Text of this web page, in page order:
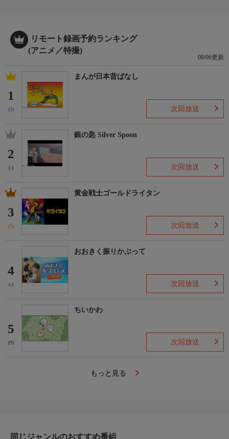
リモート録画予約ランキング
(アニメ／特撮)
08/06更新
1
(2)
まんが日本昔ばなし
次回放送
2
(-)
銀の匙 Silver Spoon
次回放送
3
(3)
黄金戦士ゴールドライタン
次回放送
4
(-)
おおきく振りかぶって
次回放送
5
(9)
ちいかわ
次回放送
もっと見る
同じジャンルのおすすめ番組